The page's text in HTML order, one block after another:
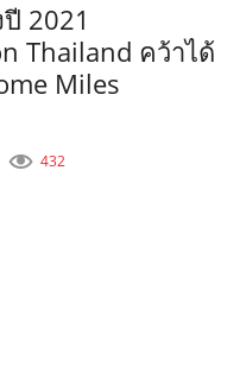
2021
Thailand คว้าได้
Miles
432